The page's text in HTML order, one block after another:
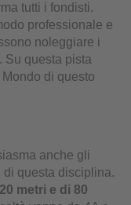
tutti i fondisti.
professionale e
noleggiare i
Su questa pista
di questo
anche gli
questa disciplina.
metri e di 80